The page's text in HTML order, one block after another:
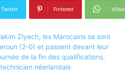
Twitter Pinterest